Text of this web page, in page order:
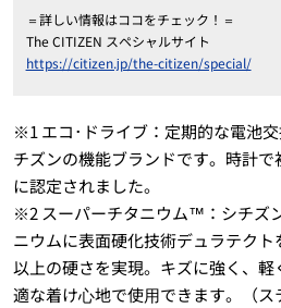
＝詳しい情報はココをチェック！＝
The CITIZEN スペシャルサイト
https://citizen.jp/the-citizen/special/
※1 エコ･ドライブ：定期的な電池
チズンの機能ブランドです。時計で
に認定されました。
※2 スーパーチタニウム™：シチズ
ニウムに表面硬化技術デュラテク
以上の硬さを実現。キズに強く、
適な着け⼼地で使⽤できます。（